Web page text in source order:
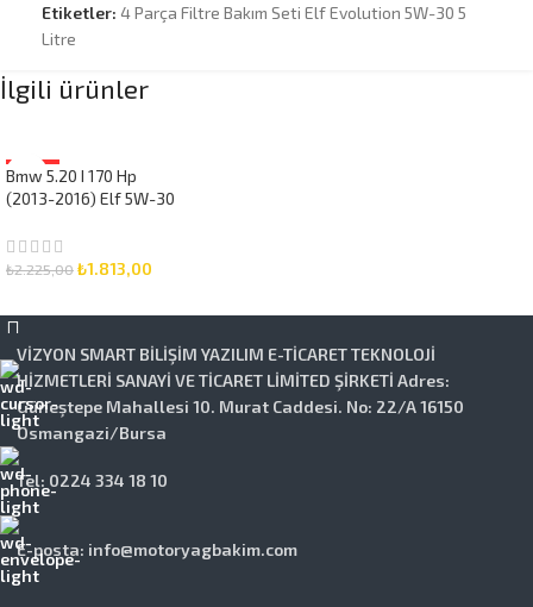
Etiketler: 4 Parça Filtre Bakım Seti Elf Evolution 5W-30 5
Litre
İlgili ürünler
-19%
Bmw 5.20 I 170 Hp
(2013-2016) Elf 5W-30
Bakım Seti 3 Parça Set
₺2.225,00₺1.813,00
VİZYON SMART BİLİŞİM YAZILIM E-TİCARET TEKNOLOJİ
HİZMETLERİ SANAYİ VE TİCARET LİMİTED ŞİRKETİ Adres:
Güneştepe Mahallesi 10. Murat Caddesi. No: 22/A 16150
Osmangazi/Bursa
Tel: 0224 334 18 10
E-posta: info@motoryagbakim.com